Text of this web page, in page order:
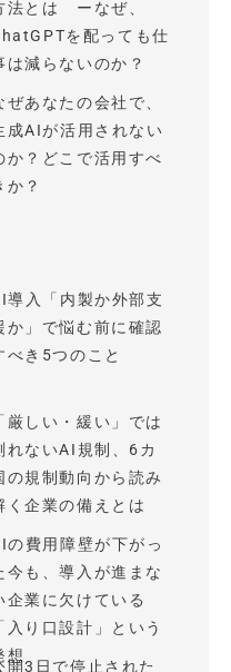
法とは ーなぜ、
を配っても仕
は減らないのか？
ぜあなたの会社で、
成AIが活用されない
か？どこで活用すべ
か？
導入「内製か外部支
か」で悩む前に確認
べき5つのこと
「厳しい・緩い」では
れないAI規制、6カ
の規制動向から読み
く企業の備えとは
の費用障壁が下がっ
今も、導入が進まな
企業に欠けている
「入り口設計」という
想
開3日で停止された